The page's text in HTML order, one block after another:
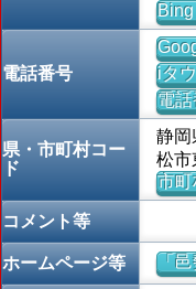
電話番号
iタ
電
県・市町村コー
ド
静岡
松市
市町
コメント等
ホームページ等 「